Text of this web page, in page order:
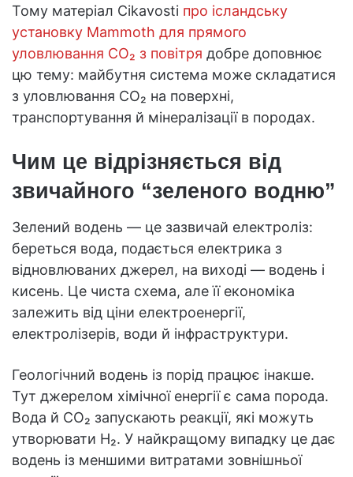
Тому матеріал Cikavosti про ісландську
установку Mammoth для прямого
уловлювання CO₂ з повітря добре доповнює
цю тему: майбутня система може складатися
з уловлювання CO₂ на поверхні,
транспортування й мінералізації в породах.
Чим це відрізняється від
звичайного “зеленого водню”
Зелений водень — це зазвичай електроліз:
береться вода, подається електрика з
відновлюваних джерел, на виході — водень і
кисень. Це чиста схема, але її економіка
залежить від ціни електроенергії,
електролізерів, води й інфраструктури.
Геологічний водень із порід працює інакше.
Тут джерелом хімічної енергії є сама порода.
Вода й CO₂ запускають реакції, які можуть
утворювати H₂. У найкращому випадку це дає
водень із меншими витратами зовнішньої